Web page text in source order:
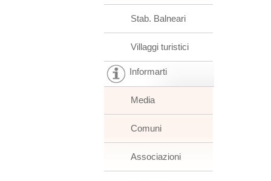
Stab. Balneari
Villaggi turistici
Informarti
Media
Comuni
Associazioni